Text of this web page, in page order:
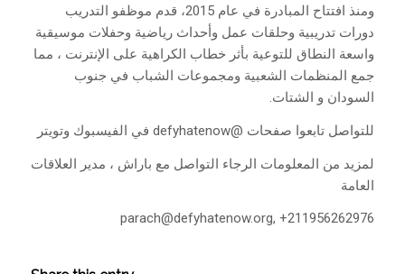
ومنذ افتتاح المبادرة في عام 2015، قدم موظفو التدريب
دورات تدريبية وحلقات عمل وأحداث رياضية وحفلات موسيقية
واسعة النطاق للتوعية بأثر خطاب الكراهية على الإنترنت ، مما
جمع المنظمات الشعبية ومجموعات الشباب في جنوب
السودان و الشتات.
للتواصل تابعوا صفحات @defyhatenow في الفيسبوك وتويتر
لمزيد من المعلومات الرجاء التواصل مع باراش ، مدير العلاقات
العامة
parach@defyhatenow.org, +211956262976